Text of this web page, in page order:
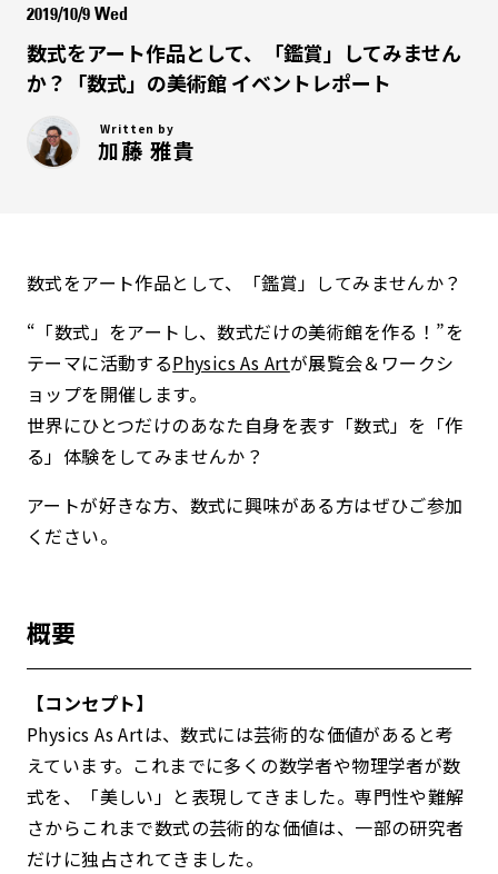
2019/10/9 Wed
数式をアート作品として、「鑑賞」してみません
か？「数式」の美術館 イベントレポート
Written by
加藤 雅貴
数式をアート作品として、「鑑賞」してみませんか？
“「数式」をアートし、数式だけの美術館を作る！”を
テーマに活動するPhysics As Artが展覧会＆ワークシ
ョップを開催します。
世界にひとつだけのあなた自身を表す「数式」を「作
る」体験をしてみませんか？
アートが好きな方、数式に興味がある方はぜひご参加
ください。
概要
【コンセプト】
Physics As Artは、数式には芸術的な価値があると考
えています。これまでに多くの数学者や物理学者が数
式を、「美しい」と表現してきました。専門性や難解
さからこれまで数式の芸術的な価値は、一部の研究者
だけに独占されてきました。